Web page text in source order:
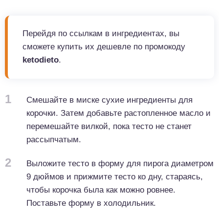
Перейдя по ссылкам в ингредиентах, вы
сможете купить их дешевле по промокоду
ketodieto.
1
Смешайте в миске сухие ингредиенты для
корочки. Затем добавьте растопленное масло и
перемешайте вилкой, пока тесто не станет
рассыпчатым.
2
Выложите тесто в форму для пирога диаметром
9 дюймов и прижмите тесто ко дну, стараясь,
чтобы корочка была как можно ровнее.
Поставьте форму в холодильник.